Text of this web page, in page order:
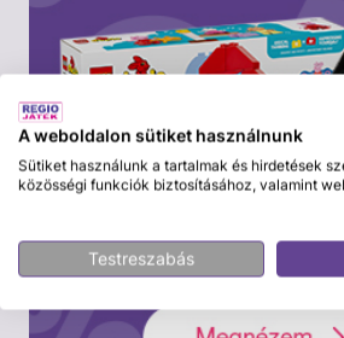
A weboldalon sütiket használnunk
Sütiket használunk a tartalmak és hirdetések
közösségi funkciók biztosításához, valamint
Testreszabás